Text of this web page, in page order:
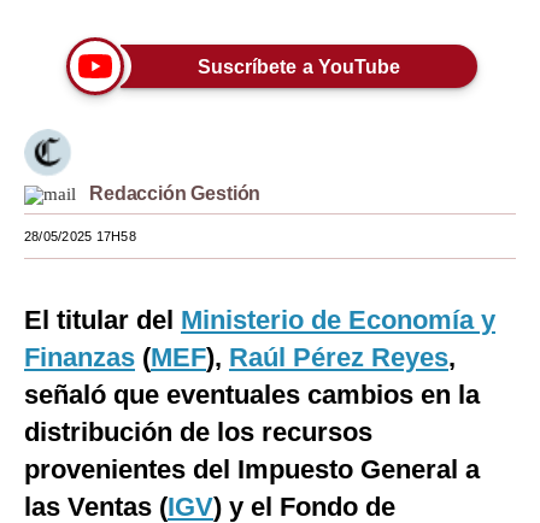
Lujo
Moda
Estilos
EEUU
México
Internacional
Tecnología
Suscríbete a YouTube
Redacción Gestión
28/05/2025 17H58
El titular del Ministerio de Economía y
Finanzas (MEF), Raúl Pérez Reyes,
señaló que eventuales cambios en la
distribución de los recursos
provenientes del Impuesto General a
las Ventas (IGV) y el Fondo de